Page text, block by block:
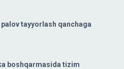
tayyorlash qanchaga
boshqarmasida tizim